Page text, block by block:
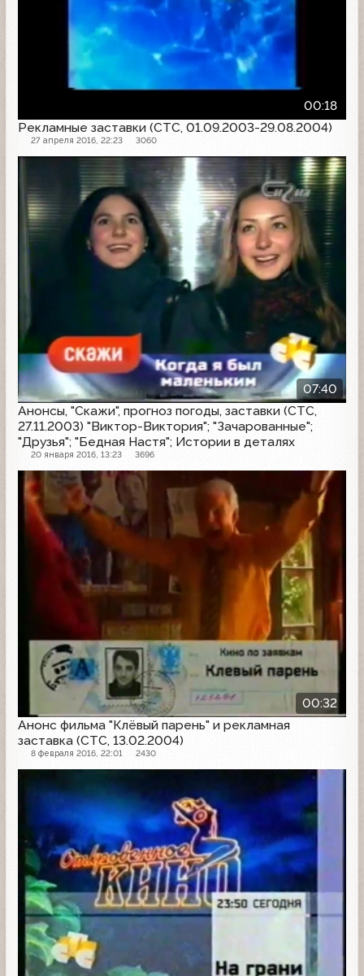
00:18
Рекламные заставки (СТС, 01.09.2003-29.08.2004)
27 апреля 2016, 22:23 3060
07:40
Анонсы, "Скажи", прогноз погоды, заставки (СТС,
27.11.2003) "Виктор-Виктория"; "Зачарованные";
"Друзья"; "Бедная Настя"; Истории в деталях
20 января 2016, 13:23 3696
00:32
Анонс фильма "Клёвый парень" и рекламная
заставка (СТС, 13.02.2004)
8 февраля 2016, 22:01 2430
Анонс